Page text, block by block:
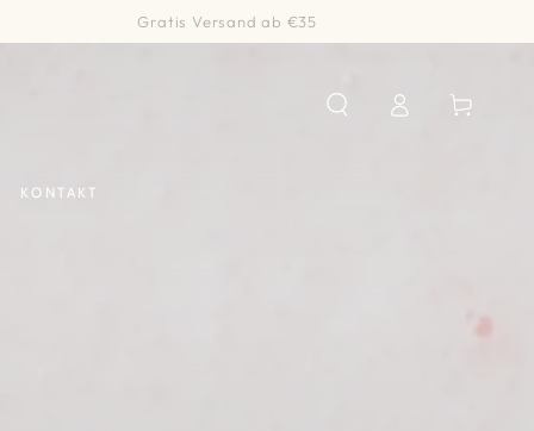
Gratis Versand ab €35
KONTAKT
EinloggenWarenkorb